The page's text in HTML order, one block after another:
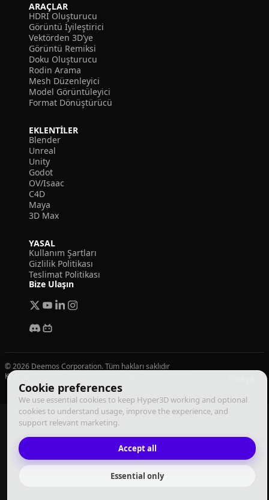
Cookie preferences
We use essential cookies to keep Hyper3D working and optional
cookies to understand usage, improve the experience, and
support relevant marketing.
Accept all
Essential only
ARAÇLAR
HDRI Oluşturucu
Görüntü İyileştirici
Vektörden 3D’ye
Görüntü Remiksi
Doku Oluşturucu
Rodin Arama
Mesh Düzenleyici
Model Görüntüleyici
Format Dönüştürücü
EKLENTILER
Blender
Unreal
Unity
Godot
OV/Isaac
C4D
Maya
3D Max
YASAL
Kullanım Şartları
Gizlilik Politikası
Teslimat Politikası
Bize Ulaşın
© 2026 Deemos Corporation. Tüm hakları saklıdır
Kullanım Şartları